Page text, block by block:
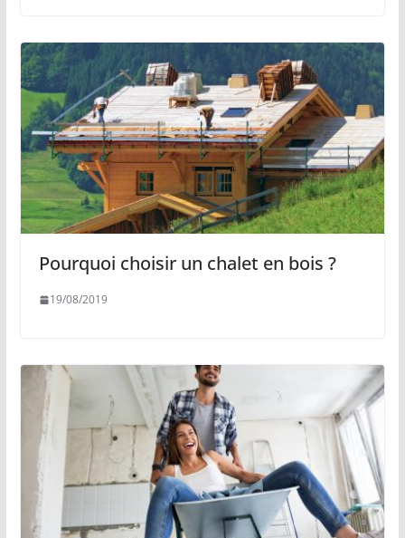
Pourquoi choisir un chalet en bois ?
19/08/2019